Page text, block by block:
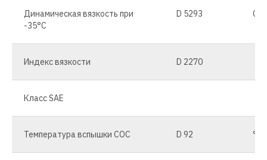
Динамическая вязкость при
-35°C
D 5293 CP
Индекс вязкости D 2270
Класс SAE
Температура вспышки COC D 92 °C